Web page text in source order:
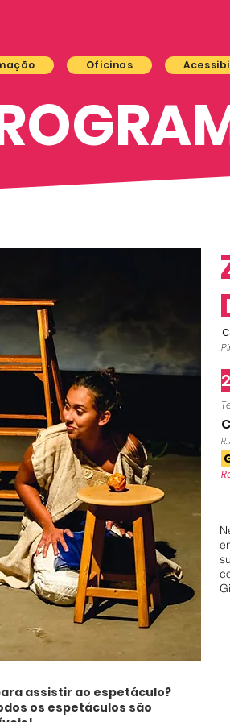
Oficinas
assistir ao espetáculo?
os espetáculos são